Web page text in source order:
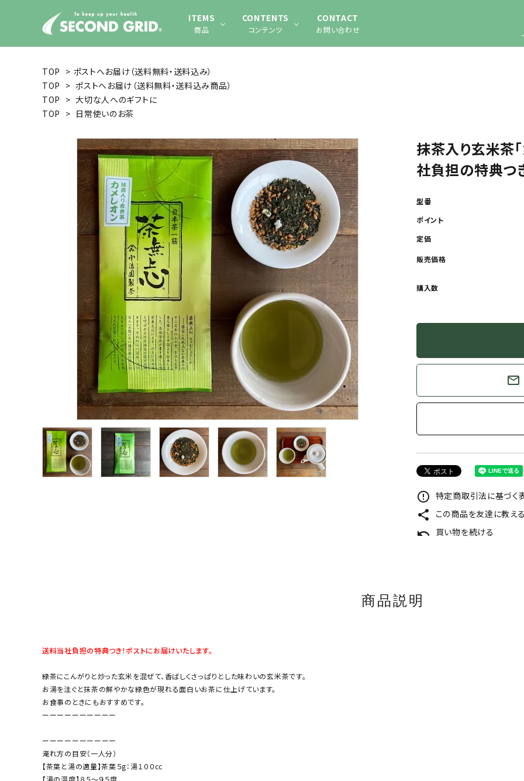
ITEMS
商品
CONTENTS
コンテンツ
CONTACT
お問い合わせ
TOP > ポストへお届け（送料無料・送料込み）
TOP > ポストへお届け（送料無料・送料込み商品）
TOP > 大切な人へのギフトに
TOP > 日常使いのお茶
抹茶入り玄米茶
社負担の特典つ
型番
ポイント
定価
販売価格
購入数
mail_outline
error_outline 特定商取引法に基づく
share この商品を友達に教える
undo 買い物を続ける
商品説明
送料当社負担の特典つき！ポストにお届けいたします。
緑茶にこんがりと炒った玄米を混ぜて、香ばしくさっぱりとした味わいの玄米茶です。
お湯を注ぐと抹茶の鮮やかな緑色が現れる面白いお茶に仕上げています。
お食事のときにもおすすめです。
ーーーーーーーーーー
ーーーーーーーーーー
淹れ方の目安（一人分）
【茶葉と湯の適量】茶葉５g：湯１００cc
【湯の温度】８５～９５度